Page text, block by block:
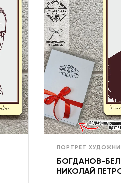
ПОРТРЕТ
БОГДАНОВ-
НИКОЛАЙ